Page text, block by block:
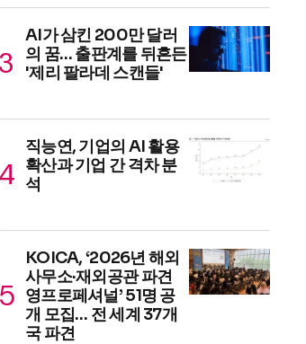
AI가 삼킨 200만 달러
의 꿈… 출판계를 뒤흔든
'제리 팔라데 스캔들'
직능연, 기업의 AI 활용
확산과 기업 간 격차 분
석
KOICA, ‘2026년 해외
사무소·재외공관 파견
영프로페셔널’ 51명 공
개 모집… 전 세계 37개
국 파견